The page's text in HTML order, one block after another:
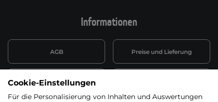
Informationen
AGB Preise und Lieferung
Datenschutzerklärung
Cookie-Einstellungen
Für die Personalisierung von Inhalten und Auswertungen